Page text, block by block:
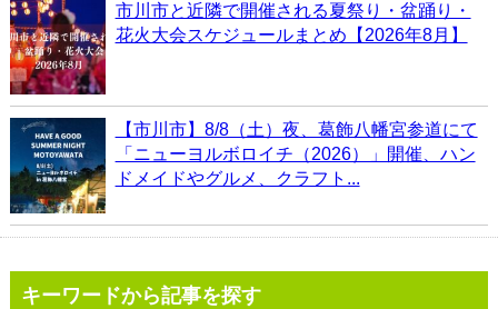
市川市と近隣で開催される夏祭り・盆踊り・
花火大会スケジュールまとめ【2026年8月】
【市川市】8/8（土）夜、葛飾八幡宮参道にて
「ニューヨルボロイチ（2026）」開催、ハン
ドメイドやグルメ、クラフト...
キーワードから記事を探す